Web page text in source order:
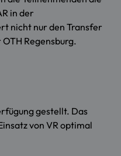
in der
nicht nur den Transfer
Regensburg.
gestellt. Das
von VR optimal